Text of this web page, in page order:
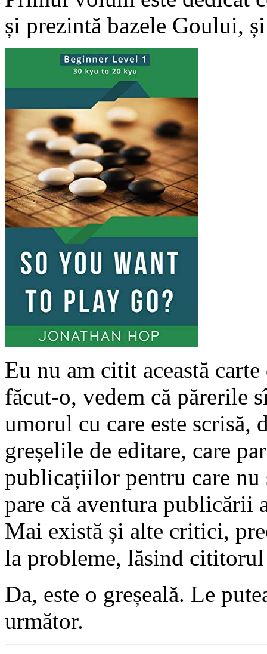
și prezintă bazele Goului,
Eu nu am citit această
făcut-o, vedem că părerile
umorul cu care este scrisă,
greșelile de editare, care
publicațiilor pentru care nu
pare că aventura
Mai există și alte critici,
la probleme, lăsind cititorul
Da, este o greșeală. Le
următor.